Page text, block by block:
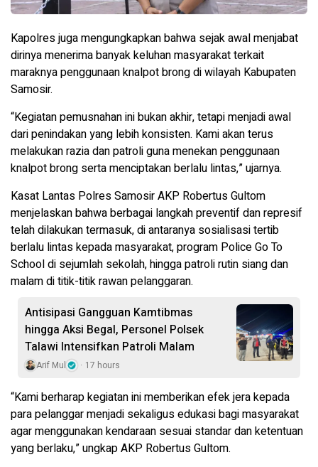
Kapolres juga mengungkapkan bahwa sejak awal menjabat
dirinya menerima banyak keluhan masyarakat terkait
maraknya penggunaan knalpot brong di wilayah Kabupaten
Samosir.
“Kegiatan pemusnahan ini bukan akhir, tetapi menjadi awal
dari penindakan yang lebih konsisten. Kami akan terus
melakukan razia dan patroli guna menekan penggunaan
knalpot brong serta menciptakan berlalu lintas,” ujarnya.
Kasat Lantas Polres Samosir AKP Robertus Gultom
menjelaskan bahwa berbagai langkah preventif dan represif
telah dilakukan termasuk, di antaranya sosialisasi tertib
berlalu lintas kepada masyarakat, program Police Go To
School di sejumlah sekolah, hingga patroli rutin siang dan
malam di titik-titik rawan pelanggaran.
Antisipasi Gangguan Kamtibmas
hingga Aksi Begal, Personel Polsek
Talawi Intensifkan Patroli Malam
Arif Mul 17 hours
“Kami berharap kegiatan ini memberikan efek jera kepada
para pelanggar menjadi sekaligus edukasi bagi masyarakat
agar menggunakan kendaraan sesuai standar dan ketentuan
yang berlaku,” ungkap AKP Robertus Gultom.